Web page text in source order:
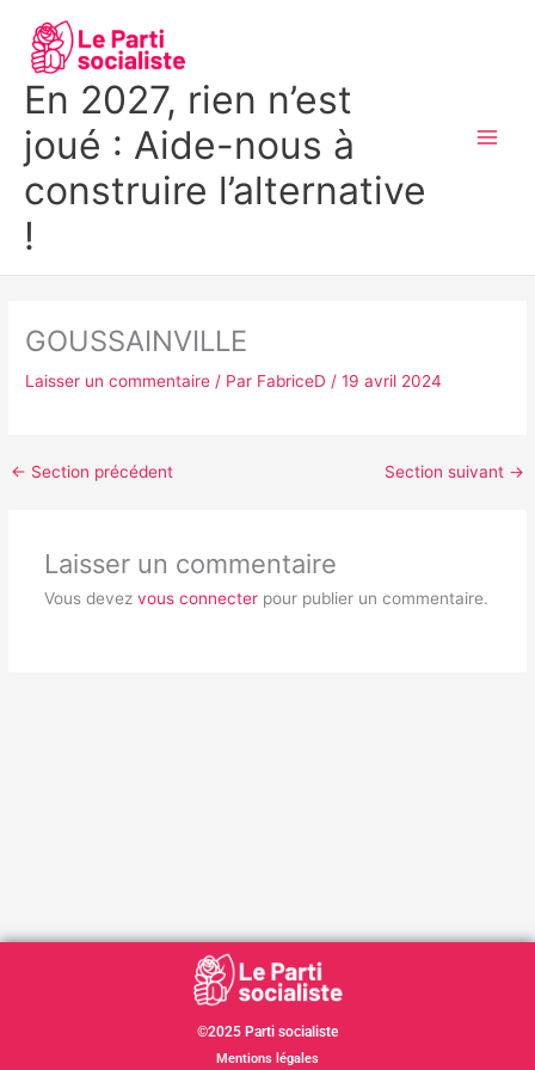
contenu
En 2027, rien n’est
joué : Aide-nous à
construire l’alternative
!
GOUSSAINVILLE
Laisser un commentaire / Par FabriceD/19 avril 2024
← Section précédent Section suivant →
Laisser un commentaire
Vous devez vous connecterpour publier un commentaire.
©2025 Parti socialiste
Mentions légales